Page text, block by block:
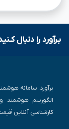
بـرآورد را دنبال
برآورد، سامانه
الگوریتم هوشمند
کارشناسی آنلاین